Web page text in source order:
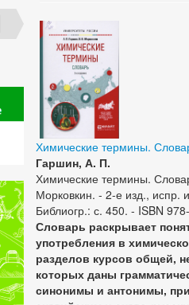
Химические термины.
Гаршин, А. П.
Химические термины.
Морковкин. - 2-е изд.,
Библиогр.: с. 450. - ISBN
Словарь раскрывает
употребления в
разделов курсов общей,
которых даны
синонимы и антонимы,